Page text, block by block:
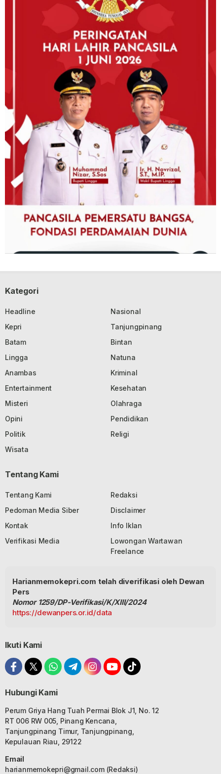
Kategori
Headline
Nasional
Kepri
Tanjungpinang
Batam
Bintan
Lingga
Natuna
Anambas
Kriminal
Entertainment
Kesehatan
Misteri
Olahraga
Opini
Pendidikan
Politik
Religi
Wisata
Tentang Kami
Tentang Kami
Redaksi
Pedoman Media Siber
Disclaimer
Kontak
Info Iklan
Verifikasi Media
Lowongan Wartawan
Freelance
Harianmemokepri.com telah diverifikasi oleh Dewan
Pers
Nomor 1259/DP-Verifikasi/K/XIII/2024
https://dewanpers.or.id/data
Ikuti Kami
Hubungi Kami
Perum Griya Hang Tuah Permai Blok J1, No. 12
RT 006 RW 005, Pinang Kencana,
Tanjungpinang Timur, Tanjungpinang,
Kepulauan Riau, 29122
Email
harianmemokepri@gmail.com(Redaksi)